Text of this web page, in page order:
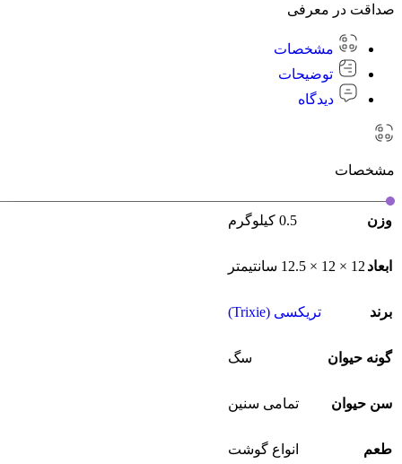
صداقت در معرفی
مشخصات
توضیحات
دیدگاه
مشخصات
وزن 0.5 کیلوگرم
ابعاد 12 × 12 × 12.5 سانتیمتر
برند تریکسی (Trixie)
گونه حیوان سگ
سن حیوان تمامی سنین
طعم انواع گوشت